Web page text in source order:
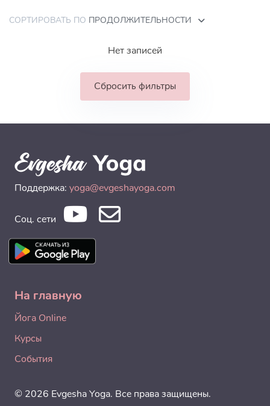
СОРТИРОВАТЬ ПО ПРОДОЛЖИТЕЛЬНОСТИ
Нет записей
Сбросить фильтры
Поддержка: yoga@evgeshayoga.com
Соц. сети
На главную
Йога Online
Курсы
События
© 2026 Evgesha Yoga. Все права защищены.